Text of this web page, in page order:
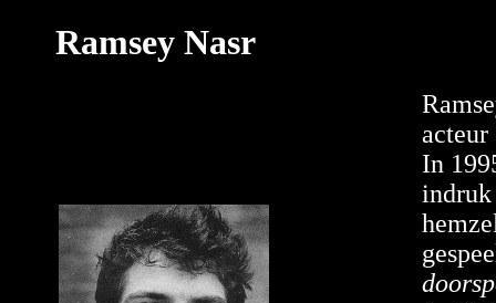
Ramsey Nasr
In
indruk